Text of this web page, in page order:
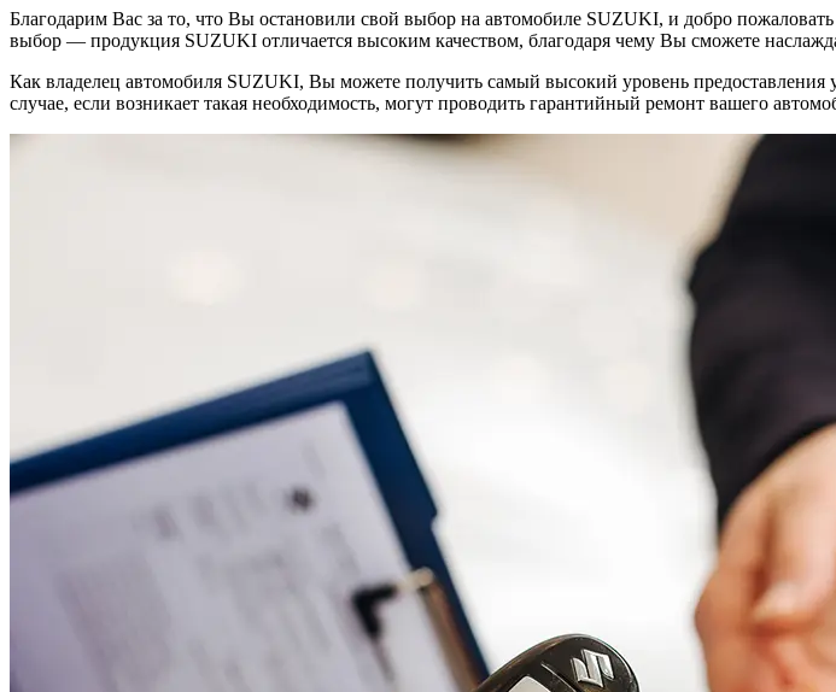
Благодарим Вас за то, что Вы остановили свой выбор на автомобиле SUZUKI, и добро
выбор — продукция SUZUKI отличается высоким качеством, благодаря чему Вы сможете
Как владелец автомобиля SUZUKI, Вы можете получить самый высокий уровень
случае, если возникает такая необходимость, могут проводить гарантийный ремонт вашего